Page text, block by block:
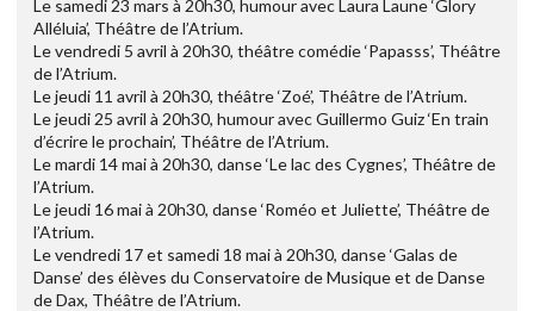
Le samedi 23 mars à 20h30, humour avec Laura Laune ‘Glory
Alléluia’, Théâtre de l’Atrium.
Le vendredi 5 avril à 20h30, théâtre comédie ‘Papasss’, Théâtre
de l’Atrium.
Le jeudi 11 avril à 20h30, théâtre ‘Zoé’, Théâtre de l’Atrium.
Le jeudi 25 avril à 20h30, humour avec Guillermo Guiz ‘En train
d’écrire le prochain’, Théâtre de l’Atrium.
Le mardi 14 mai à 20h30, danse ‘Le lac des Cygnes’, Théâtre de
l’Atrium.
Le jeudi 16 mai à 20h30, danse ‘Roméo et Juliette’, Théâtre de
l’Atrium.
Le vendredi 17 et samedi 18 mai à 20h30, danse ‘Galas de
Danse’ des élèves du Conservatoire de Musique et de Danse
de Dax, Théâtre de l’Atrium.